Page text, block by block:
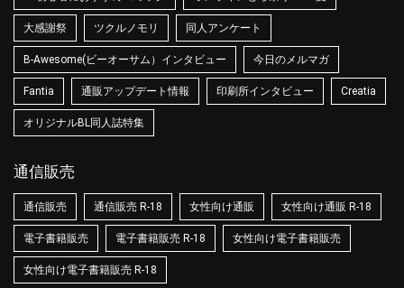
大感謝祭 ツクルノモリ 同人アンケート
B-Awesome(ビーオーサム）インタビュー 今日のメルマガ
Fantia 通販アップデート情報 印刷所インタビュー Creatia
オリジナルBL同人誌特集
通信販売
通信販売 通信販売 R-18 女性向け通販 女性向け通販 R-18
電子書籍販売 電子書籍販売 R-18 女性向け電子書籍販売
女性向け電子書籍販売 R-18